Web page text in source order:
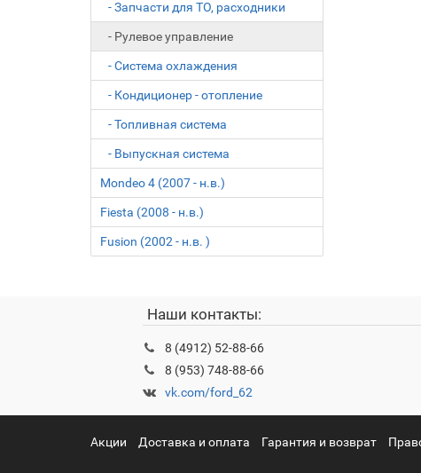
- Запчасти для ТО, расходники
- Рулевое управление
- Система охлаждения
- Кондиционер - отопление
- Топливная система
- Выпускная система
Mondeo 4 (2007 - н.в.)
Fiesta (2008 - н.в.)
Fusion (2002 - н.в. )
Наши контакты:
8 (4912) 52-88-66
8 (953) 748-88-66
vk.com/ford_62
Акции Доставка и оплата Гарантия и возврат